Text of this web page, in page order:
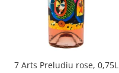
7 Arts Preludiu rose, 0,75L